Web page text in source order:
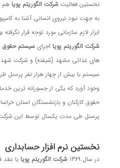
نخستین فعالیتشرکت الگوریتم پویا هم
ابزار لازم سازمانی مورد توجه قرار
شرکت الگوریتم پویا اجرایسیستم حقوق
های غذائی مشهد (شیفته) و شرکت شهد
سیستم با بیش از چهار هزار نفر پرسنل
وجود آورد که یکی از جسورانه ترین
حقوق کارکنان و بازنشستگان استان
پرسنل طی مدت یکسال توسط این
نخستین نرم افزار حسابداری
در سال 1369 شرکت الگوریتم پویا با عقد